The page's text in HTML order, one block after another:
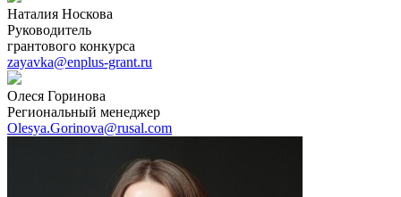
Наталия Носкова
Руководитель
грантового конкурса
zayavka@enplus-grant.ru
Олеся Горинова
Региональный менеджер
Olesya.Gorinova@rusal.com